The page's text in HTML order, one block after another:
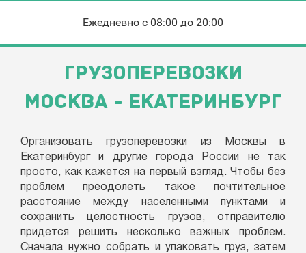
Ежедневно с 08:00 до 20:00
ГРУЗОПЕРЕВОЗКИ
МОСКВА - ЕКАТЕРИНБУРГ
Организовать грузоперевозки из Москвы в
Екатеринбург и другие города России не так
просто, как кажется на первый взгляд. Чтобы без
проблем преодолеть такое почтительное
расстояние между населенными пунктами и
сохранить целостность грузов, отправителю
придется решить несколько важных проблем.
Сначала нужно собрать и упаковать груз, затем